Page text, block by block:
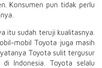
Konsumen pun tidak perlu
itu sudah teruji kualitasnya.
mobil Toyota juga masih
Toyota sulit tergusur
Indonesia. Toyota selalu